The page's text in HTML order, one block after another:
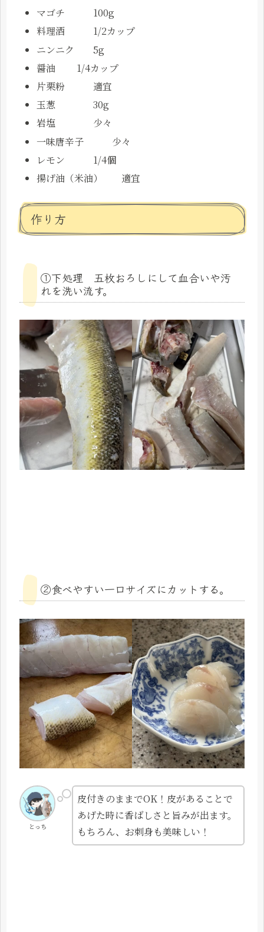
マゴチ 100g
料理酒 1/2カップ
ニンニク 5g
醤油 1/4カップ
片栗粉 適宜
玉葱 30g
岩塩 少々
一味唐辛子 少々
レモン 1/4個
揚げ油（米油） 適宜
作り方
①下処理 五枚おろしにして血合いや汚
れを洗い流す。
②食べやすい一口サイズにカットする。
とっち
皮付きのままでOK！皮があることで
あげた時に香ばしさと旨みが出ます。
もちろん、お刺身も美味しい！